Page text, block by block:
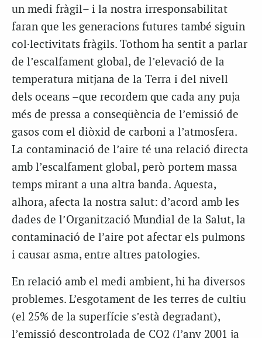
un medi fràgil– i la nostra irresponsabilitat
faran que les generacions futures també siguin
col·lectivitats fràgils. Tothom ha sentit a parlar
de l’escalfament global, de l’elevació de la
temperatura mitjana de la Terra i del nivell
dels oceans –que recordem que cada any puja
més de pressa a conseqüència de l’emissió de
gasos com el diòxid de carboni a l’atmosfera.
La contaminació de l’aire té una relació directa
amb l’escalfament global, però portem massa
temps mirant a una altra banda. Aquesta,
alhora, afecta la nostra salut: d’acord amb les
dades de l’Organització Mundial de la Salut, la
contaminació de l’aire pot afectar els pulmons
i causar asma, entre altres patologies.
En relació amb el medi ambient, hi ha diversos
problemes. L’esgotament de les terres de cultiu
(el 25% de la superfície s’està degradant),
l’emissió descontrolada de CO2 (l’any 2001 ja